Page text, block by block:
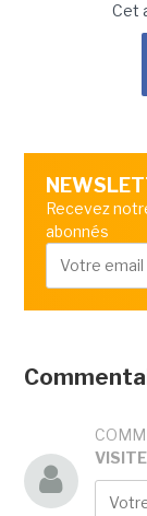
Cet
Recevez
abonnés